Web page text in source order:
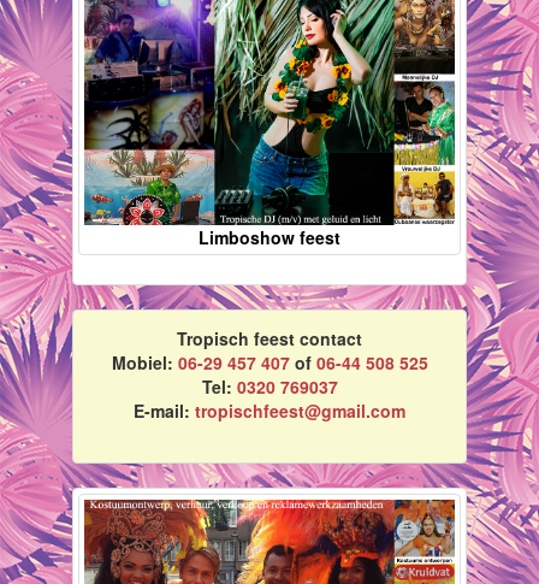
Limboshow feest
Tropisch feest contact
Mobiel: 06-29 457 407of 06-44 508 525
Tel: 0320 769037
E-mail: tropischfeest@gmail.com